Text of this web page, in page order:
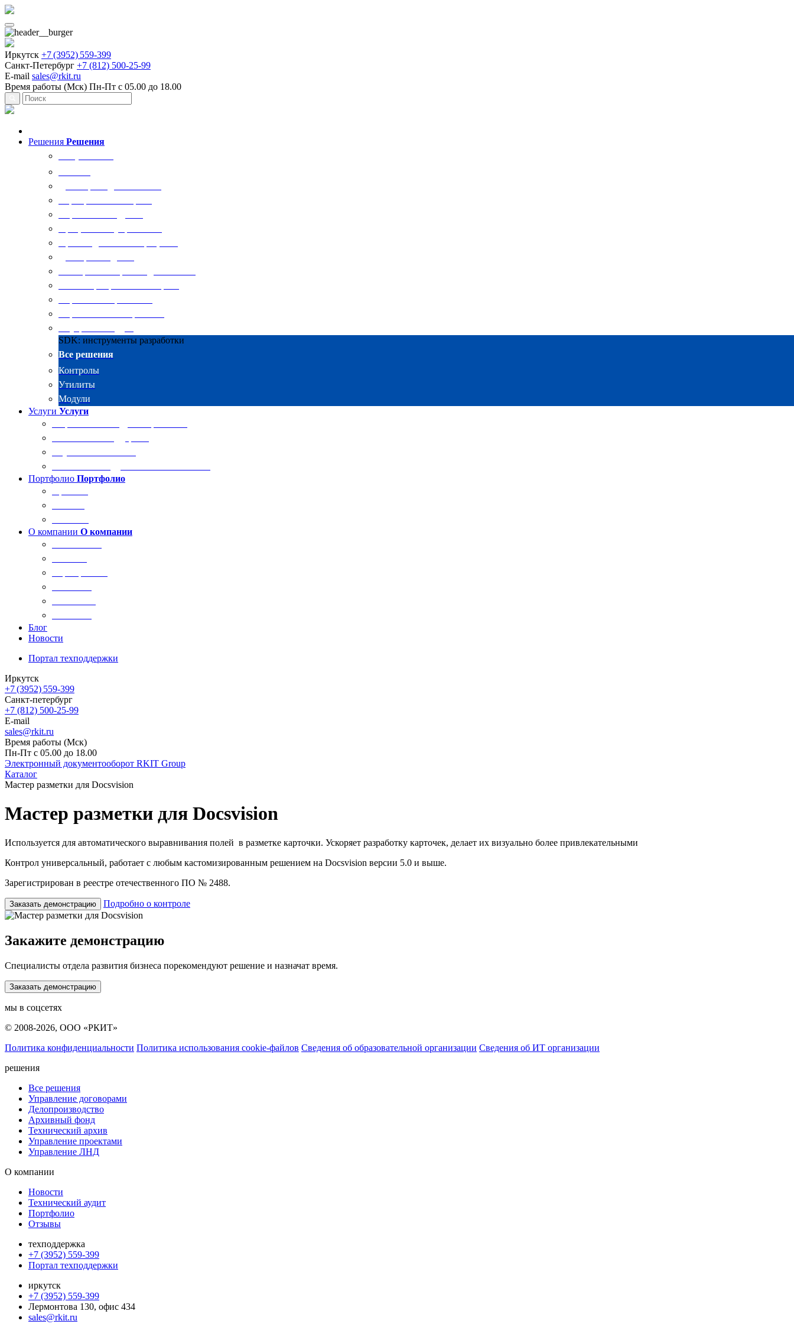
Иркутск +7 (3952) 559-399
Санкт-Петербург +7 (812) 500-25-99
E-mail sales@rkit.ru
Время работы (Мск) Пн-Пт с 05.00 до 18.00
Решения Решения
SDK: инструменты разработки
Все решения
Контролы
Утилиты
Модули
Услуги Услуги
Портфолио Портфолио
О компании О компании
Блог
Новости
Портал техподдержки
Иркутск
+7 (3952) 559-399
Санкт-петербург
+7 (812) 500-25-99
E-mail
sales@rkit.ru
Время работы (Мск)
Пн-Пт с 05.00 до 18.00
Электронный документооборот RKIT Group
Каталог
Мастер разметки для Docsvision
Мастер разметки для Docsvision
Используется для автоматического выравнивания полей в разметке карточки. Ускоряет разработку карточек, делает их визуально более привлекательными
Контрол универсальный, работает с любым кастомизированным решением на Docsvision версии 5.0 и выше.
Зарегистрирован в реестре отечественного ПО № 2488.
Заказать демонстрацию Подробно о контроле
Закажите демонстрацию
Специалисты отдела развития бизнеса порекомендуют решение и назначат время.
Заказать демонстрацию
мы в соцсетях
© 2008-2026, ООО «РКИТ»
Политика конфиденциальности Политика использования cookie-файлов Сведения об образовательной организации Сведения об ИТ организации
решения
Все решения
Управление договорами
Делопроизводство
Архивный фонд
Технический архив
Управление проектами
Управление ЛНД
О компании
Новости
Технический аудит
Портфолио
Отзывы
техподдержка
+7 (3952) 559-399
Портал техподдержки
иркутск
+7 (3952) 559-399
Лермонтова 130, офис 434
sales@rkit.ru